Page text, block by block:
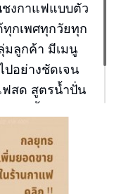
ชงกาแฟแบบตัว
กเพศทุกวัยทุก
มลูกค้า มีเมนู
อย่างชัดเจน
ฟสด สูตรน้ำปั่น
9.00-14.00 วัน